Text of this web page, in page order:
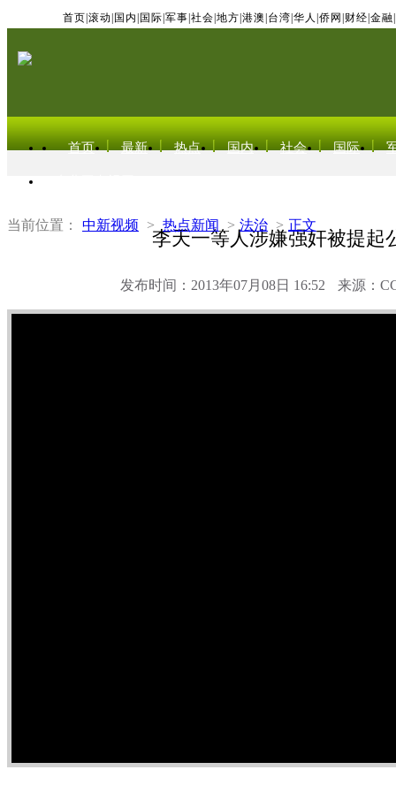
首页 滚动 国内 国际 军事 社会 地方 港澳 台湾 华人 侨网 财经 金融
首页 最新 热点 国内 社会 国际
当前位置： 中新视频 > 热点新闻 > 法治 > 正文
李天一等人涉嫌强奸被提起
发布时间：2013年07月08日 16:52 来源：